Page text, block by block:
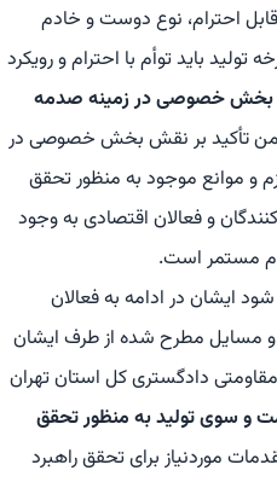
احترام، نوع دوست و خادم
باید توأم با احترام و رویکرد
خصوصی در زمینه صدمه
تأکید بر نقش بخش خصوصی در
و موانع موجود به منظور تحقق
و فعالان اقتصادی به وجود
مستمر است.
ایشان در ادامه به فعالان
و مسایل مطرح شده از طرف ایشان
دادگستری کل استان تهران
و سوی تولید به منظور تحقق
موردنیاز برای تحقق راهبرد